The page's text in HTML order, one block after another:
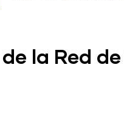
la Red